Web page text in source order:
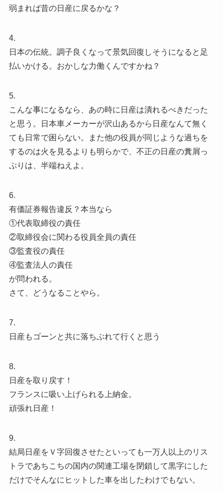
弱まれば昔の日産に戻るかな？
4.
日本の伝統。調子良くなって景気回復しそうになると足
払いかける。おかしな力働くんですかね？
5.
こんな事になるなら、あの時に日産は潰れるべきだった
と思う。日本車メーカーが沢山あるから日産なんて無く
ても日常で困らない。また他の役員が同じような過ちを
するのは火を見るよりも明らかで、不正の日産の糞屑っ
ぷりは、半端ねえよ。
6.
有価証券報告違反？本当なら
①代表取締役の責任
②取締役会に関わる役員全員の責任
③監査役の責任
④監査法人の責任
が問われる。
さて、どうなることやら。
7.
日産もゴーンと共に落ちぶれて行くと思う
8.
日産を取り戻す！
フランスに吸い上げられる上納金。
頑張れ日産！
9.
結局日産をＶ字回復させたといっても一万人以上のリス
トラであちこちの国内の関連工場を閉鎖して黒字にした
だけでそんなにヒットした車を出したわけでもない。